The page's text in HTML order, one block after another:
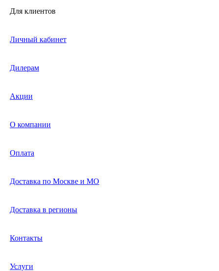
Для клиентов
Личный кабинет
Дилерам
Акции
О компании
Оплата
Доставка по Москве и МО
Доставка в регионы
Контакты
Услуги